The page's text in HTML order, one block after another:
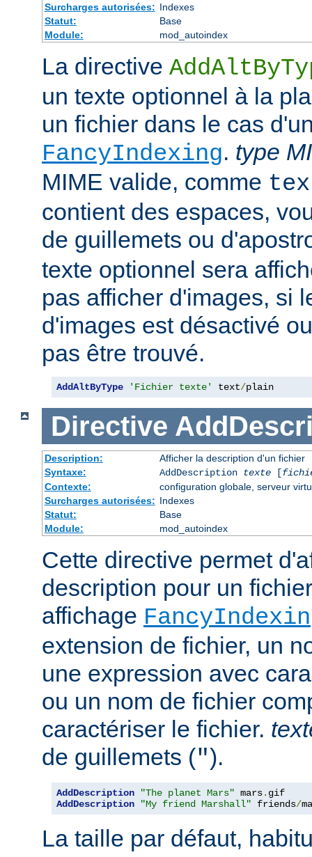
Surcharges autorisées: Indexes
Statut:
Base
Module:
mod_autoindex
La directive
un texte optionnel à la
un fichier dans le cas
FancyIndexing. type
MIME valide, comme
contient des espaces,
de guillemets ou
texte optionnel sera
pas afficher d'images, si
d'images est désactivé
pas être trouvé.
AddAltByType 'Fichier texte' text/plain
Directive
Description:
Afficher la description d'un fichier
Syntaxe:
AddDescription texte[
Contexte:
configuration globale, serveur
Surcharges autorisées: Indexes
Statut:
Base
Module:
mod_autoindex
Cette directive permet
description pour un
affichage
extension de fichier, un
une expression avec
ou un nom de fichier
caractériser le fichier.
de guillemets (").
AddDescription "The planet Mars" mars.
AddDescription
"My friend Marshall" friends/
La taille par défaut,